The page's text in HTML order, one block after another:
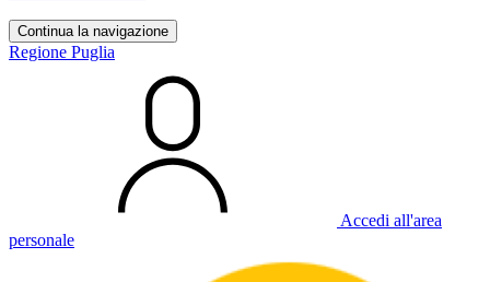
Continua la navigazione
Regione Puglia
Accedi all'area
personale